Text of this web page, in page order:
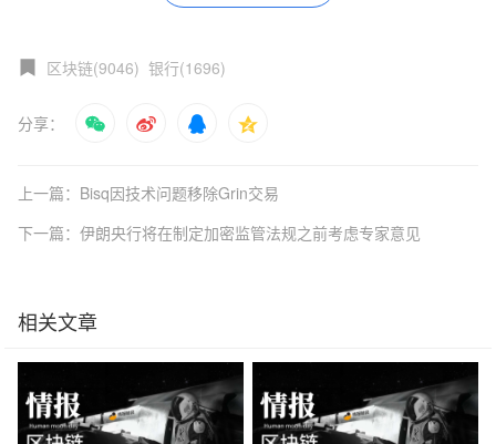
区块链(9046) 银行(1696)
分享：
上一篇：Bisq因技术问题移除Grin交易
下一篇：伊朗央行将在制定加密监管法规之前考虑专家意见
相关文章